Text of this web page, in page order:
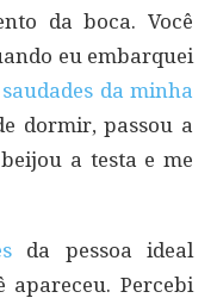
da boca. Você
eu embarquei
saudades da minha
dormir, passou a
a testa e me
da pessoa ideal
apareceu. Percebi